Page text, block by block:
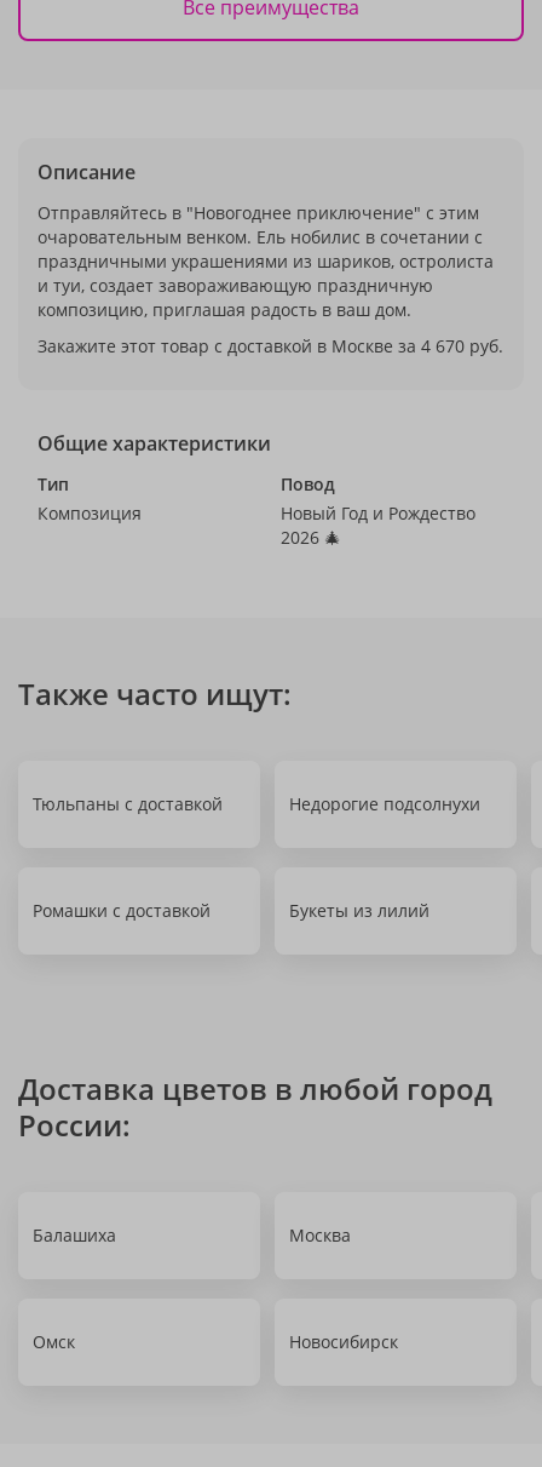
Все преимущества
Описание
Отправляйтесь в "Новогоднее приключение" с этим
очаровательным венком. Ель нобилис в сочетании с
праздничными украшениями из шариков, остролиста
и туи, создает завораживающую праздничную
композицию, приглашая радость в ваш дом.
Закажите этот товар с доставкой в Москве за 4 670 руб.
Общие характеристики
Тип
Композиция
Повод
Новый Год и Рождество
2026 🎄
Также часто ищут:
Тюльпаны с доставкой Недорогие подсолнухи
Ромашки с доставкой Букеты из лилий
Доставка цветов в любой город
России:
Балашиха Москва
Омск Новосибирск